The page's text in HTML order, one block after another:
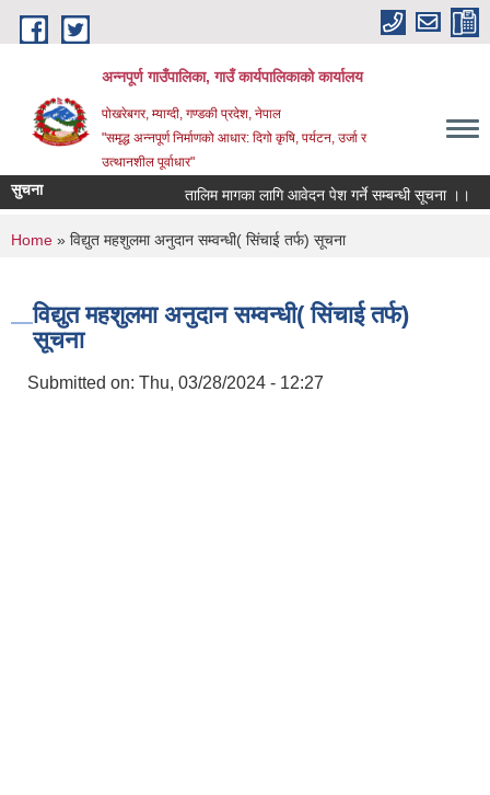
Skip to main content
अन्‍नपूर्ण गाउँपालिका, गाउँ कार्यपालिकाको कार्यालय
पोखरेबगर, म्याग्दी, गण्डकी प्रदेश, नेपाल
"समृद्ध अन्‍नपूर्ण निर्माणको आधार: दिगो कृषि, पर्यटन, उर्जा र
उत्थानशील पूर्वाधार"
सुचना तालिम मागका लागि आवेदन पेश गर्ने सम्बन्धी सूचना ।।
You are here
Home » विद्युत महशुलमा अनुदान सम्वन्धी( सिंचाई तर्फ) सूचना
विद्युत महशुलमा अनुदान सम्वन्धी( सिंचाई तर्फ)
सूचना
Submitted on: Thu, 03/28/2024 - 12:27